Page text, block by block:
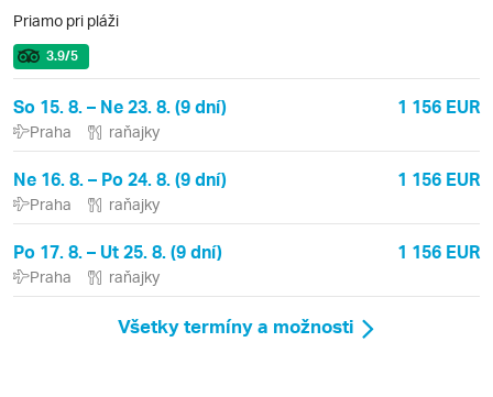
Priamo pri pláži
3.9/5
So 15. 8. – Ne 23. 8. (9 dní) 1 156 EUR
Praha raňajky
Ne 16. 8. – Po 24. 8. (9 dní) 1 156 EUR
Praha raňajky
Po 17. 8. – Ut 25. 8. (9 dní) 1 156 EUR
Praha raňajky
Všetky termíny a možnosti